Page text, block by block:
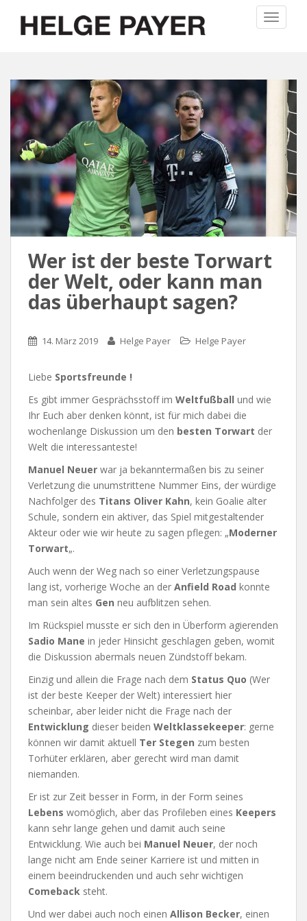
Wer ist der beste Torwart
der Welt, oder kann man
das überhaupt sagen?
14. März 2019 Helge Payer Helge Payer
Liebe Sportsfreunde !
Es gibt immer Gesprächsstoff im Weltfußball und wie
Ihr Euch aber denken könnt, ist für mich dabei die
wochenlange Diskussion um den besten Torwart der
Welt die interessanteste!
Manuel Neuer war ja bekanntermaßen bis zu seiner
Verletzung die unumstrittene Nummer Eins, der würdige
Nachfolger des Titans Oliver Kahn, kein Goalie alter
Schule, sondern ein aktiver, das Spiel mitgestaltender
Akteur oder wie wir heute zu sagen pflegen: „Moderner
Torwart„.
Auch wenn der Weg nach so einer Verletzungspause
lang ist, vorherige Woche an der Anfield Road konnte
man sein altes Gen neu aufblitzen sehen.
Im Rückspiel musste er sich den in Überform agierenden
Sadio Mane in jeder Hinsicht geschlagen geben, womit
die Diskussion abermals neuen Zündstoff bekam.
Einzig und allein die Frage nach dem Status Quo (Wer
ist der beste Keeper der Welt) interessiert hier
scheinbar, aber leider nicht die Frage nach der
Entwicklung dieser beiden Weltklassekeeper: gerne
können wir damit aktuell Ter Stegen zum besten
Torhüter erklären, aber gerecht wird man damit
niemanden.
Er ist zur Zeit besser in Form, in der Form seines
Lebens womöglich, aber das Profileben eines Keepers
kann sehr lange gehen und damit auch seine
Entwicklung. Wie auch bei Manuel Neuer, der noch
lange nicht am Ende seiner Karriere ist und mitten in
einem beeindruckenden und auch sehr wichtigen
Comeback steht.
Und wer dabei auch noch einen Allison Becker, einen